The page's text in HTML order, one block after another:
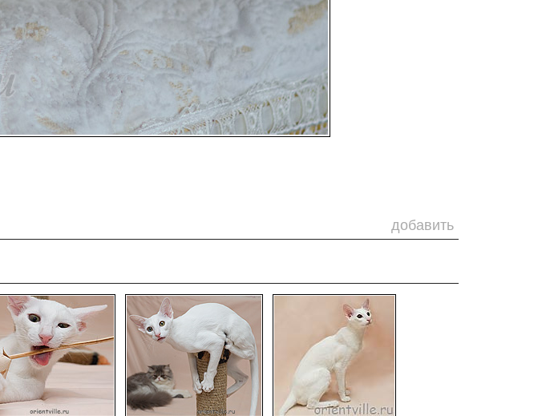
добавить